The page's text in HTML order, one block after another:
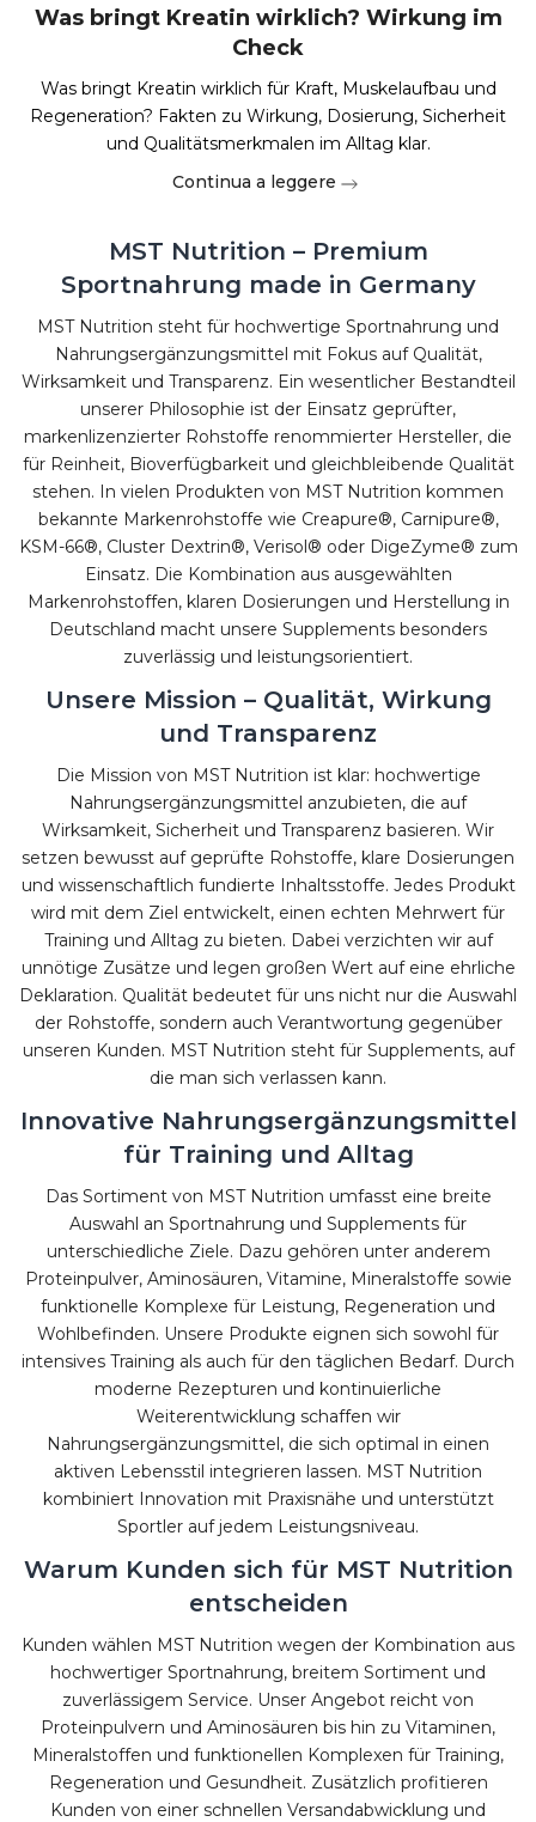
Was bringt Kreatin wirklich? Wirkung im
Check
Was bringt Kreatin wirklich für Kraft, Muskelaufbau und
Regeneration? Fakten zu Wirkung, Dosierung, Sicherheit
und Qualitätsmerkmalen im Alltag klar.
Continua a leggere
MST Nutrition – Premium
Sportnahrung made in Germany
MST Nutrition steht für hochwertige Sportnahrung und
Nahrungsergänzungsmittel mit Fokus auf Qualität,
Wirksamkeit und Transparenz. Ein wesentlicher Bestandteil
unserer Philosophie ist der Einsatz geprüfter,
markenlizenzierter Rohstoffe renommierter Hersteller, die
für Reinheit, Bioverfügbarkeit und gleichbleibende Qualität
stehen. In vielen Produkten von MST Nutrition kommen
bekannte Markenrohstoffe wie Creapure®, Carnipure®,
KSM-66®, Cluster Dextrin®, Verisol® oder DigeZyme® zum
Einsatz. Die Kombination aus ausgewählten
Markenrohstoffen, klaren Dosierungen und Herstellung in
Deutschland macht unsere Supplements besonders
zuverlässig und leistungsorientiert.
Unsere Mission – Qualität, Wirkung
und Transparenz
Die Mission von MST Nutrition ist klar: hochwertige
Nahrungsergänzungsmittel anzubieten, die auf
Wirksamkeit, Sicherheit und Transparenz basieren. Wir
setzen bewusst auf geprüfte Rohstoffe, klare Dosierungen
und wissenschaftlich fundierte Inhaltsstoffe. Jedes Produkt
wird mit dem Ziel entwickelt, einen echten Mehrwert für
Training und Alltag zu bieten. Dabei verzichten wir auf
unnötige Zusätze und legen großen Wert auf eine ehrliche
Deklaration. Qualität bedeutet für uns nicht nur die Auswahl
der Rohstoffe, sondern auch Verantwortung gegenüber
unseren Kunden. MST Nutrition steht für Supplements, auf
die man sich verlassen kann.
Innovative Nahrungsergänzungsmittel
für Training und Alltag
Das Sortiment von MST Nutrition umfasst eine breite
Auswahl an Sportnahrung und Supplements für
unterschiedliche Ziele. Dazu gehören unter anderem
Proteinpulver, Aminosäuren, Vitamine, Mineralstoffe sowie
funktionelle Komplexe für Leistung, Regeneration und
Wohlbefinden. Unsere Produkte eignen sich sowohl für
intensives Training als auch für den täglichen Bedarf. Durch
moderne Rezepturen und kontinuierliche
Weiterentwicklung schaffen wir
Nahrungsergänzungsmittel, die sich optimal in einen
aktiven Lebensstil integrieren lassen. MST Nutrition
kombiniert Innovation mit Praxisnähe und unterstützt
Sportler auf jedem Leistungsniveau.
Warum Kunden sich für MST Nutrition
entscheiden
Kunden wählen MST Nutrition wegen der Kombination aus
hochwertiger Sportnahrung, breitem Sortiment und
zuverlässigem Service. Unser Angebot reicht von
Proteinpulvern und Aminosäuren bis hin zu Vitaminen,
Mineralstoffen und funktionellen Komplexen für Training,
Regeneration und Gesundheit. Zusätzlich profitieren
Kunden von einer schnellen Versandabwicklung und